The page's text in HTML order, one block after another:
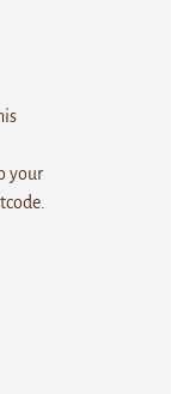
your